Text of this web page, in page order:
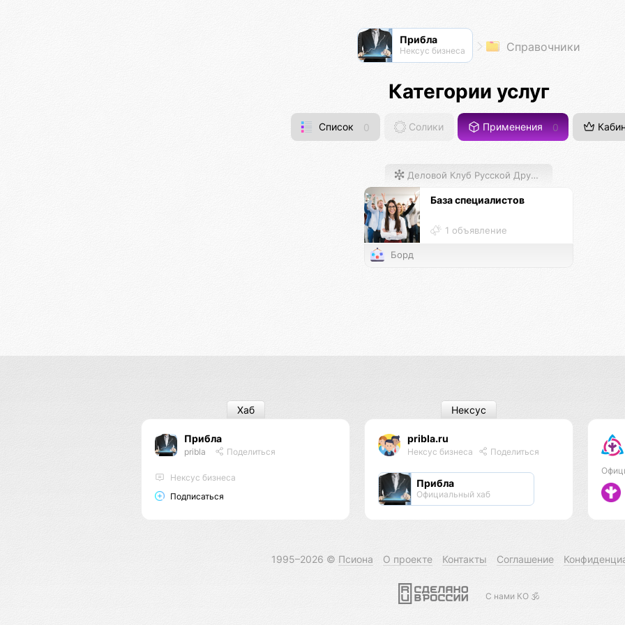
Прибла
Нексус бизнеса Справочники
Категории услуг
Список 0 Солики Применения 0
Деловой Клуб Русской Дружины
База специалистов
1 объявление
Борд
Прибла
pribla Поделиться
Нексус бизнеса
Подписаться
Хаб
pribla.ru
Нексус бизнеса Поделиться
Прибла
Официальный хаб
Нексус
1995–2026 © Псиона О проекте Контакты Соглашение
С нами КО 🕉️